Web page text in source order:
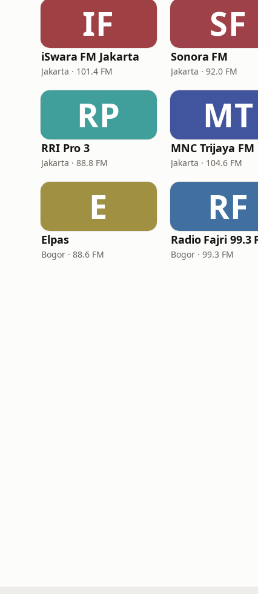
IF
iSwara FM Jakarta
Jakarta · 101.4 FM
SF
Sonora FM
Jakarta · 92.0 FM
RP
RRI Pro 3
Jakarta · 88.8 FM
MT
MNC Trijaya FM
Jakarta · 104.6 FM
E
Elpas
Bogor · 88.6 FM
RF
Radio Fajri 99.3
Bogor · 99.3 FM